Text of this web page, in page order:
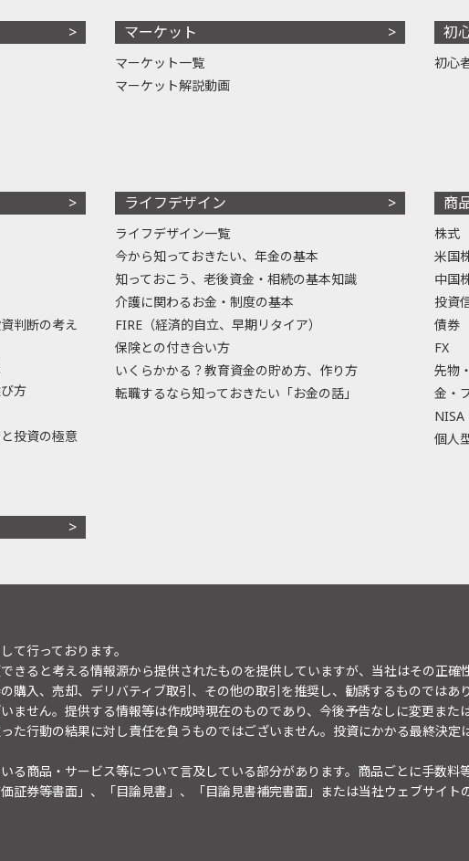
マーケット
マーケット一覧
マーケット解説動画
初
初心
判断の考え
方
投資の極意
ライフデザイン
ライフデザイン一覧
今から知っておきたい、年金の基本
知っておこう、老後資金・相続の基本知識
介護に関わるお金・制度の基本
FIRE（経済的自立、早期リタイア）
保険との付き合い方
いくらかかる？教育資金の貯め方、作り方
転職するなら知っておきたい「お金の話」
商
株式
米国
中国
投資
債券
FX
先物
金・
NISA
個人
て行っております。
きると考える情報源から提供されたものを提供していますが、当社はその正
購入、売却、デリバティブ取引、その他の取引を推奨し、勧誘するものではあ
ません。提供する情報等は作成時現在のものであり、今後予告なしに変更また
た行動の結果に対し責任を負うものではございません。投資にかかる最終決
る商品・サービス等について言及している部分があります。商品ごとに手数料
証券等書面」、「目論見書」、「目論見書補完書面」または当社ウェブサイト